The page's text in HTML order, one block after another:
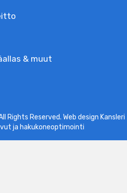
& muut
Reserved. Web design Kansleri
ja hakukoneoptimointi